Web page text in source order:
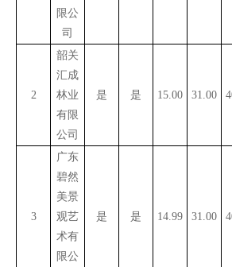
限公
司
2
韶关
汇成
林业
有限
公司
是 是 15.00 31.00
3
广东
碧然
美景
观艺
术有
限公
是 是 14.99 31.00